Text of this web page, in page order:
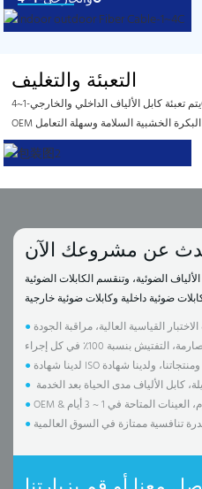
التعبئة والتغليف
يتم تعبئة كابل الألياف الداخلي والخارجي-1~4C على بكرات خشبية. نحن نقدم خدمات
الضوئية، وتنقسم الكابلات الضوئية
● القياسية العالية، مراقبة الجودة
●
●
●
●